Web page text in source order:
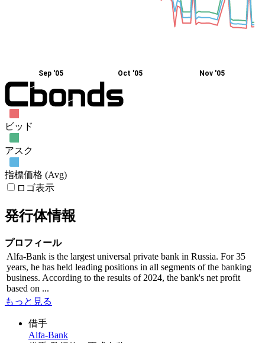
Sep '05 Oct '05 Nov '05
ビッド
アスク
指標価格 (Avg)
ロゴ表示
発行体情報
プロフィール
Alfa-Bank is the largest universal private bank in Russia. For 35
years, he has held leading positions in all segments of the banking
business. According to the results of 2024, the bank's net profit
based on ...
もっと見る
借手
Alfa-Bank